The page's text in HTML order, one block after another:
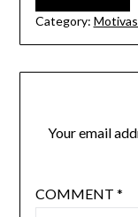
Category:
Your email
COMMENT *